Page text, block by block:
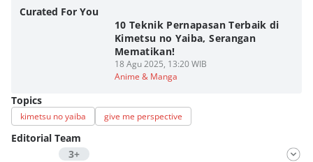
Curated For You
10 Teknik Pernapasan Terbaik di
Kimetsu no Yaiba, Serangan
Mematikan!
18 Agu 2025, 13:20 WIB
Anime & Manga
Topics
kimetsu no yaiba give me perspective
Editorial Team
3+